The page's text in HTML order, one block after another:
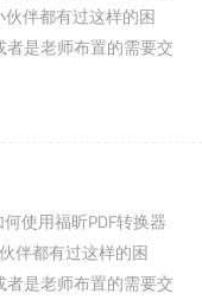
伴都有过这样的困
是老师布置的需要交
使用福昕PDF转换器
伴都有过这样的困
是老师布置的需要交